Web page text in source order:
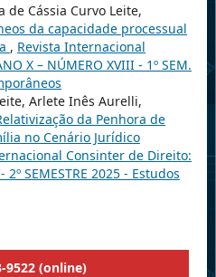
Cássia Curvo Leite,
da capacidade processual
, Revista Internacional
X – NÚMERO XVIII - 1º SEM.
Arlete Inês Aurelli,
da Penhora de
no Cenário Jurídico
Consinter de Direito:
2º SEMESTRE 2025 - Estudos
9522 (online)